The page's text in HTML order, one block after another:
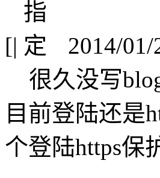
[|
2014/
很久没写
目前登陆还是
个登陆https保